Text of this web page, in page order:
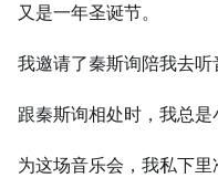
又是一年圣诞节。
我邀请了秦斯询陪我去听
跟秦斯询相处时，我总是
为这场音乐会，我私下里